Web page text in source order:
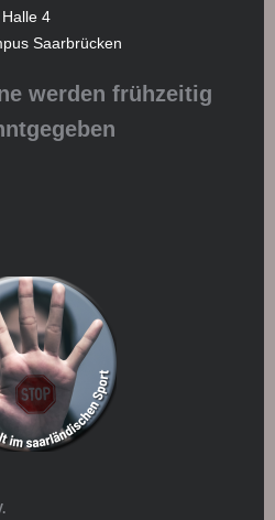
Halle 4
Saarbrücken
werden frühzeitig